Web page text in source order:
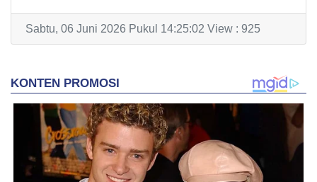
Sabtu, 06 Juni 2026 Pukul 14:25:02 View : 925